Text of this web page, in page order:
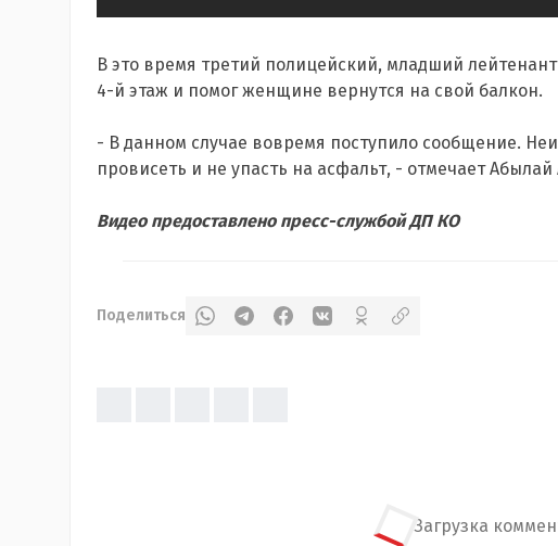
В это время третий полицейский, младший
4-й этаж и помог женщине вернутся на свой балкон.
- В данном случае вовремя поступило сообщение.
провисеть и не упасть на асфальт, - отмечает
Видео предоставлено пресс-службой ДП КО
Поделиться
Загрузка